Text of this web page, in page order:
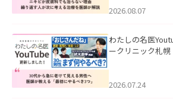
ました。
2026.08.07
わたしの名医
ークリニック札
た。
2026.07.24